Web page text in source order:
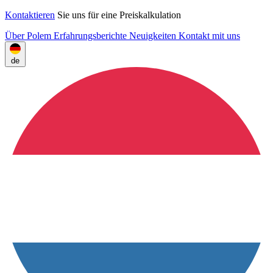
Kontaktieren Sie uns für eine Preiskalkulation
Über Polem Erfahrungsberichte Neuigkeiten Kontakt mit uns
de